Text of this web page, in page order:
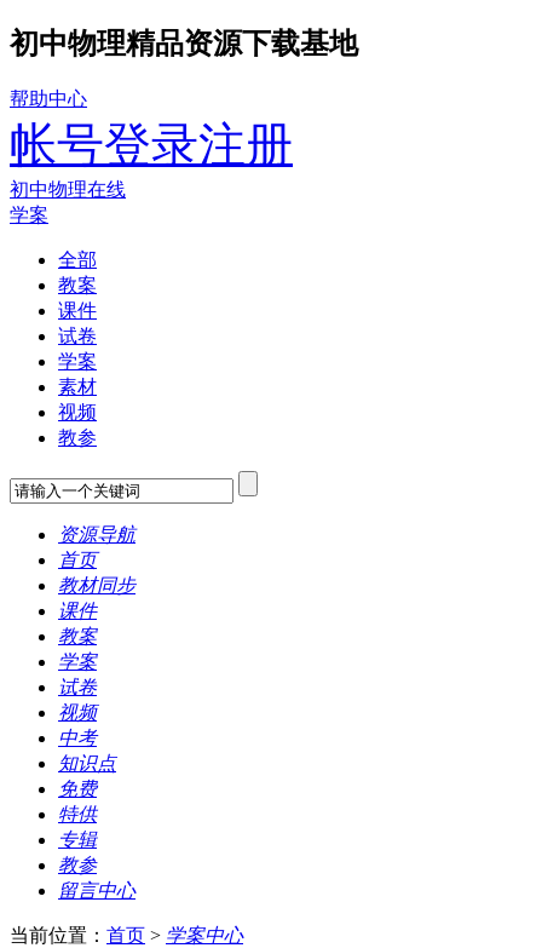
初中物理精品资源下载基地
帮助中心
帐号登录注册
初中物理在线
学案
全部
教案
课件
试卷
学案
素材
视频
教参
资源导航
首页
教材同步
课件
教案
学案
试卷
视频
中考
知识点
免费
特供
专辑
教参
留言中心
当前位置： 首页 > 学案中心